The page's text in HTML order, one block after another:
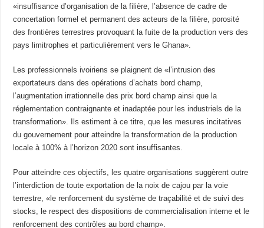
«insuffisance d’organisation de la filière, l’absence de cadre de
concertation formel et permanent des acteurs de la filière, porosité
des frontières terrestres provoquant la fuite de la production vers des
pays limitrophes et particulièrement vers le Ghana».
Les professionnels ivoiriens se plaignent de «l’intrusion des
exportateurs dans des opérations d’achats bord champ,
l’augmentation irrationnelle des prix bord champ ainsi que la
réglementation contraignante et inadaptée pour les industriels de la
transformation». Ils estiment à ce titre, que les mesures incitatives
du gouvernement pour atteindre la transformation de la production
locale à 100% à l’horizon 2020 sont insuffisantes.
Pour atteindre ces objectifs, les quatre organisations suggèrent outre
l’interdiction de toute exportation de la noix de cajou par la voie
terrestre, «le renforcement du système de traçabilité et de suivi des
stocks, le respect des dispositions de commercialisation interne et le
renforcement des contrôles au bord champ».